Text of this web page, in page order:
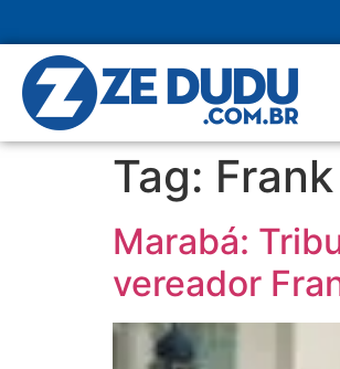
Tag: Frank
Marabá:
vereador